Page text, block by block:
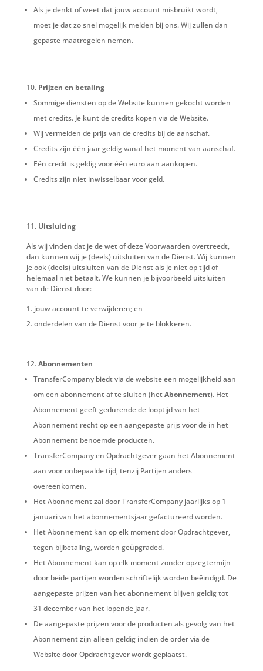
Als je denkt of weet dat jouw account misbruikt wordt,
moet je dat zo snel mogelijk melden bij ons. Wij zullen dan
gepaste maatregelen nemen.
Prijzen en betaling
Sommige diensten op de Website kunnen gekocht worden
met credits. Je kunt de credits kopen via de Website.
Wij vermelden de prijs van de credits bij de aanschaf.
Credits zijn één jaar geldig vanaf het moment van aanschaf.
Eén credit is geldig voor één euro aan aankopen.
Credits zijn niet inwisselbaar voor geld.
Uitsluiting
Als wij vinden dat je de wet of deze Voorwaarden overtreedt,
dan kunnen wij je (deels) uitsluiten van de Dienst. Wij kunnen
je ook (deels) uitsluiten van de Dienst als je niet op tijd of
helemaal niet betaalt. We kunnen je bijvoorbeeld uitsluiten
van de Dienst door:
jouw account te verwijderen; en
onderdelen van de Dienst voor je te blokkeren.
Abonnementen
TransferCompany biedt via de website een mogelijkheid aan
om een abonnement af te sluiten (hetAbonnement). Het
Abonnement geeft gedurende de looptijd van het
Abonnement recht op een aangepaste prijs voor de in het
Abonnement benoemde producten.
TransferCompany en Opdrachtgever gaan het Abonnement
aan voor onbepaalde tijd, tenzij Partijen anders
overeenkomen.
Het Abonnement zal door TransferCompany jaarlijks op 1
januari van het abonnementsjaar gefactureerd worden.
Het Abonnement kan op elk moment door Opdrachtgever,
tegen bijbetaling, worden geüpgraded.
Het Abonnement kan op elk moment zonder opzegtermijn
door beide partijen worden schriftelijk worden beëindigd. De
aangepaste prijzen van het abonnement blijven geldig tot
31 december van het lopende jaar.
De aangepaste prijzen voor de producten als gevolg van het
Abonnement zijn alleen geldig indien de order via de
Website door Opdrachtgever wordt geplaatst.